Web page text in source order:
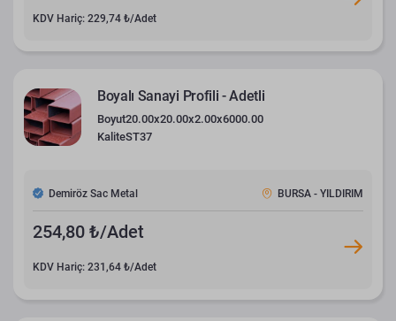
KDV Hariç: 229,74 ₺/Adet
Boyalı Sanayi Profili - Adetli
Boyut20.00x20.00x2.00x6000.00
KaliteST37
Demiröz Sac Metal BURSA - YILDIRIM
254,80 ₺/Adet
KDV Hariç: 231,64 ₺/Adet